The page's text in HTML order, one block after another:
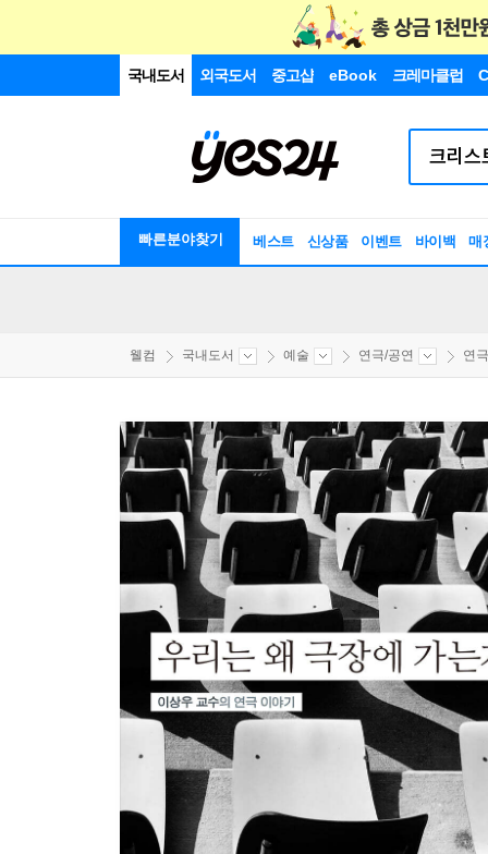
국내도서 외국도서 중고샵 eBook 크레마클럽
빠른분야찾기 베스트 신상품 이벤트 바이백 매
웰컴 국내도서 예술 연극/공연 연